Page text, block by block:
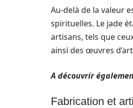
Au-delà de la valeur
spirituelles. Le jade
artisans, tels que
ainsi des œuvres
A découvrir
Fabrication et